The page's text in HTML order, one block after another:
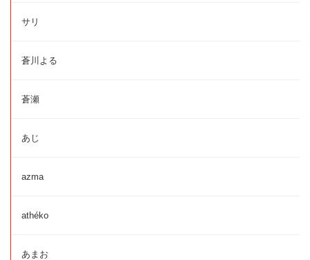
サリ
蒼川よる
蒼瀬
あじ
azma
athéko
あまお